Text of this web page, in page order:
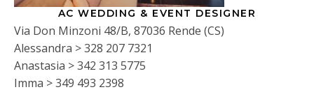
AC WEDDING & EVENT DESIGNER
Via Don Minzoni 48/B, 87036 Rende (CS)
Alessandra > 328 207 7321
Anastasia > 342 313 5775
Imma > 349 493 2398